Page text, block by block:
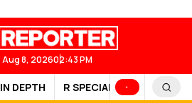
Aug 8, 202602:43 PM
IN DEPTH R SPECIAL SPORTS